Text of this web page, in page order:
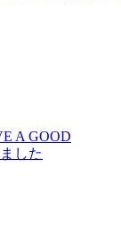
A GOOD
した